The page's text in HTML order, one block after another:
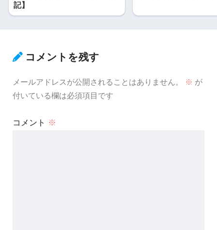
記】
コメントを残す
メールアドレスが公開されることはありません。 ※ が
付いている欄は必須項目です
コメント ※